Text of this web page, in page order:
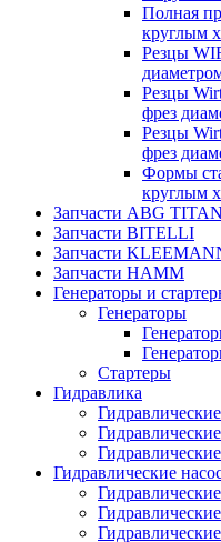
Полная
круглым
Резцы
Резцы
фрез
Резцы
фрез
Формы
круглым
Запчасти ABG TITAN
Запчасти BITELLI
Запчасти
Запчасти HAMM
Генераторы и
Генераторы
Стартеры
Гидравлика
Гидравлические